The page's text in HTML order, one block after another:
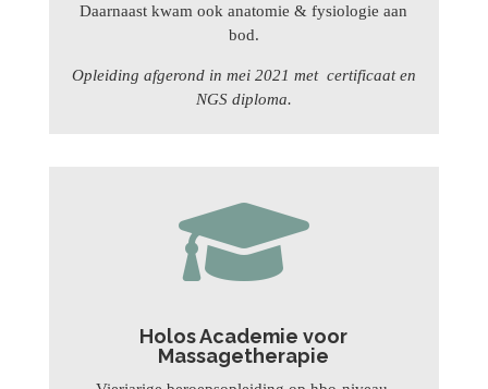
Daarnaast kwam ook anatomie & fysiologie aan
bod.
Opleiding afgerond in mei 2021 met certificaat en
NGS diploma.

Holos Academie voor
Massagetherapie